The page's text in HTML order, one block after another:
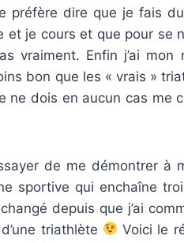
préfère dire que je fais
et je cours et que pour se
vraiment. Enfin j’ai
bon que les « vrais »
ne dois en aucun cas me
de me démontrer à
sportive qui enchaîne
depuis que j’ai
triathlète
Voici le